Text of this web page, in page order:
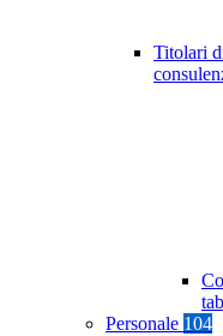
Titolari
Personale 104